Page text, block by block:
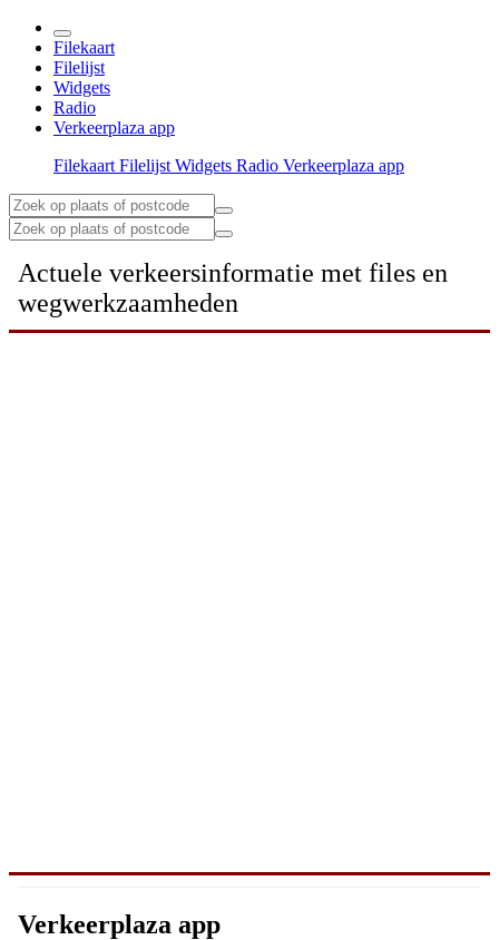
Filekaart
Filelijst
Widgets
Radio
Verkeerplaza app
Filekaart Filelijst Widgets Radio Verkeerplaza app
Actuele verkeersinformatie met files en
wegwerkzaamheden
Verkeerplaza app